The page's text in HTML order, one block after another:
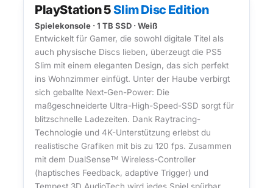
PlayStation 5 PS5 Slim Disc Edition 1TB Weiß
PlayStation 5Slim Disc Edition
Spielekonsole · 1 TB SSD · Weiß
Entwickelt für Gamer, die sowohl digitale Titel als
auch physische Discs lieben, überzeugt die PS5
Slim mit einem eleganten Design, das sich perfekt
ins Wohnzimmer einfügt. Unter der Haube verbirgt
sich geballte Next-Gen-Power: Die
maßgeschneiderte Ultra-High-Speed-SSD sorgt für
blitzschnelle Ladezeiten. Dank Raytracing-
Technologie und 4K-Unterstützung erlebst du
realistische Grafiken mit bis zu 120 fps. Zusammen
mit dem DualSense™ Wireless-Controller
(haptisches Feedback, adaptive Trigger) und
Tempest 3D AudioTech wird jedes Spiel spürbar